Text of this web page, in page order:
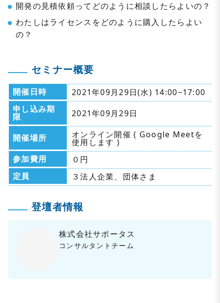
開発の見積依頼ってどのように相談したらよいの？
わたしはライセンスをどのように購入したらよい
の？
セミナー概要
開催日時
2021年09月29日(水) 14:00−17:00
申し込み期
限 2021年09月29日
開催場所 オンライン開催 ( Google Meetを
使用します )
参加費用
０円
定員
３法人企業、団体さま
登壇者情報
株式会社サポータス
コンサルタントチーム